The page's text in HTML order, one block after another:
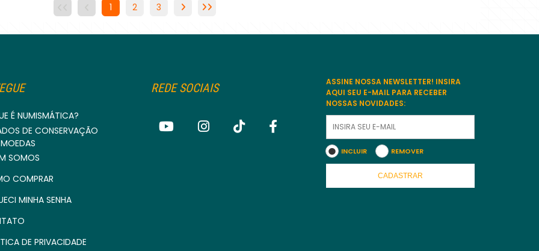
1 2 3
É NUMISMÁTICA?
DE CONSERVAÇÃO
SOMOS
COMPRAR
MINHA SENHA
DE PRIVACIDADE
REDE SOCIAIS
ASSINE NOSSA NEWSLETTER! INSIRA
AQUI SEU E-MAIL PARA RECEBER
NOSSAS NOVIDADES:
INCLUIR REMOVER
CADASTRAR